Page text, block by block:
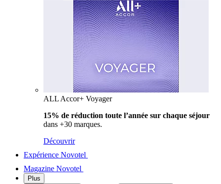
ALL Accor+ Voyager
15% de réduction toute l’année sur chaque séjour
dans +30 marques.
Découvrir
Expérience Novotel
Magazine Novotel
Plus